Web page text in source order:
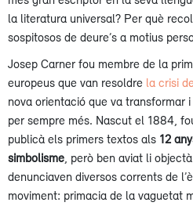
la literatura universal? Per què
sospitosos de deure’s a motius
Josep Carner fou membre de la
europeus que van resoldre la crisi
nova orientació que va transformar
per sempre més. Nascut el 1884,
publicà els primers textos als 12
simbolisme , però ben aviat li
denunciaven diversos corrents de
moviment: primacia de la vaguetat